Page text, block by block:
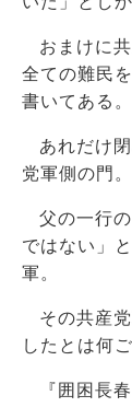
おまけに
全ての難民
書いてある。
あれだけ
党軍側の門。
父の一行
ではない」
軍。
その共産
したとは何
『囲困長